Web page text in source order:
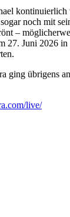
noch mit
–
27. Juni 2026
ging übrigens
live/